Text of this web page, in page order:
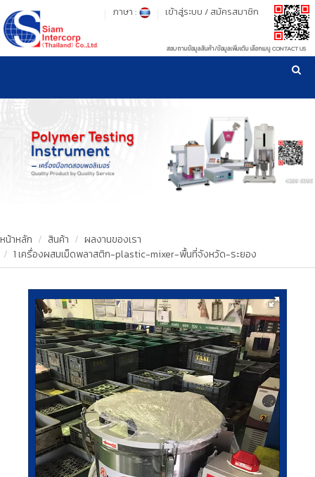
รู้ลึก รู้จริง เรื่องเครื่องมือทดสอบวัสดุ ! ยืน 1 เรื่องมาตรฐานการให้บริการ
เข้าสู่ระบบ / สมัครสมาชิก
ภาษา :
สอบถามข้อมูลสินค้า/ข้อมูลเพิ่มเติม เลือกเมนู CONTACT US
HOME
PRODUCT
OUR WORKS
CALIBRATION
CONTACT US
หน้าหลัก สินค้า
ผลงานของเรา
1 เครื่องผสมเม็ดพลาสติก-plastic-mixer-พื้นที่จังหวัด-ระยอง